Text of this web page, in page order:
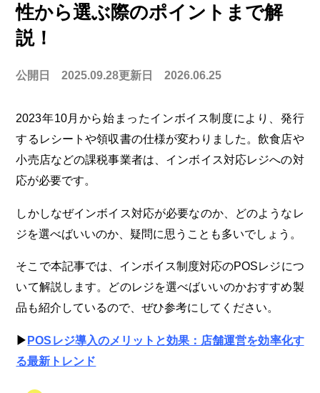
性から選ぶ際のポイントまで解
説！
公開日 2025.09.28更新日 2026.06.25
2023年10月から始まったインボイス制度により、発行
するレシートや領収書の仕様が変わりました。飲食店や
小売店などの課税事業者は、インボイス対応レジへの対
応が必要です。
しかしなぜインボイス対応が必要なのか、どのようなレ
ジを選べばいいのか、疑問に思うことも多いでしょう。
そこで本記事では、インボイス制度対応のPOSレジにつ
いて解説します。どのレジを選べばいいのかおすすめ製
品も紹介しているので、ぜひ参考にしてください。
▶︎POSレジ導入のメリットと効果：店舗運営を効率化す
る最新トレンド